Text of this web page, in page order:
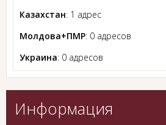
Казахстан: 1 адрес
Молдова+ПМР: 0 адресов
Украина: 0 адресов
Информация